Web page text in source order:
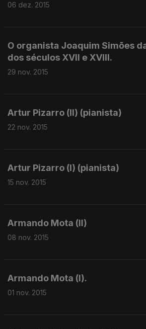
06 dez. 2015
O organista Joaquim Simões
dos séculos XVII e XVIII.
29 nov. 2015
Artur Pizarro (II) (pianista)
22 nov. 2015
Artur Pizarro (I) (pianista)
15 nov. 2015
Armando Mota (II)
08 nov. 2015
Armando Mota (I).
01 nov. 2015